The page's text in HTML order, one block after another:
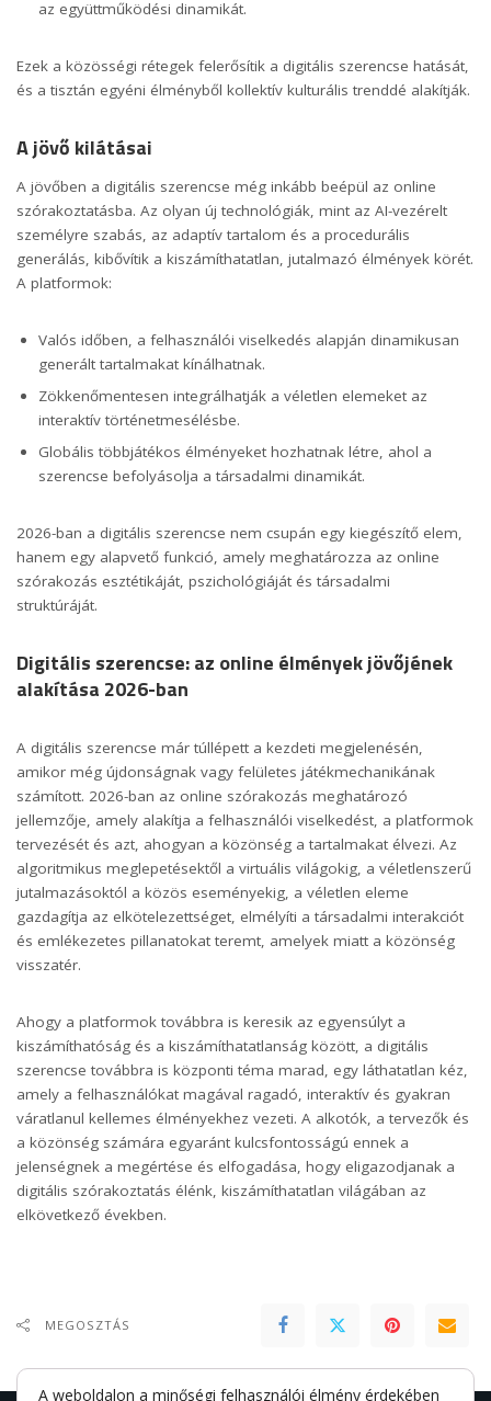
az együttműködési dinamikát.
Ezek a közösségi rétegek felerősítik a digitális szerencse hatását,
és a tisztán egyéni élményből kollektív kulturális trenddé alakítják.
A jövő kilátásai
A jövőben a digitális szerencse még inkább beépül az online
szórakoztatásba. Az olyan új technológiák, mint az AI-vezérelt
személyre szabás, az adaptív tartalom és a procedurális
generálás, kibővítik a kiszámíthatatlan, jutalmazó élmények körét.
A platformok:
Valós időben, a felhasználói viselkedés alapján dinamikusan
generált tartalmakat kínálhatnak.
Zökkenőmentesen integrálhatják a véletlen elemeket az
interaktív történetmesélésbe.
Globális többjátékos élményeket hozhatnak létre, ahol a
szerencse befolyásolja a társadalmi dinamikát.
2026-ban a digitális szerencse nem csupán egy kiegészítő elem,
hanem egy alapvető funkció, amely meghatározza az online
szórakozás esztétikáját, pszichológiáját és társadalmi
struktúráját.
Digitális szerencse: az online élmények jövőjének
alakítása 2026-ban
A digitális szerencse már túllépett a kezdeti megjelenésén,
amikor még újdonságnak vagy felületes játékmechanikának
számított. 2026-ban az online szórakozás meghatározó
jellemzője, amely alakítja a felhasználói viselkedést, a platformok
tervezését és azt, ahogyan a közönség a tartalmakat élvezi. Az
algoritmikus meglepetésektől a virtuális világokig, a véletlenszerű
jutalmazásoktól a közös eseményekig, a véletlen eleme
gazdagítja az elkötelezettséget, elmélyíti a társadalmi interakciót
és emlékezetes pillanatokat teremt, amelyek miatt a közönség
visszatér.
Ahogy a platformok továbbra is keresik az egyensúlyt a
kiszámíthatóság és a kiszámíthatatlanság között, a digitális
szerencse továbbra is központi téma marad, egy láthatatlan kéz,
amely a felhasználókat magával ragadó, interaktív és gyakran
váratlanul kellemes élményekhez vezeti. A alkotók, a tervezők és
a közönség számára egyaránt kulcsfontosságú ennek a
jelenségnek a megértése és elfogadása, hogy eligazodjanak a
digitális szórakoztatás élénk, kiszámíthatatlan világában az
elkövetkező években.
MEGOSZTÁS
A weboldalon a minőségi felhasználói élmény érdekében